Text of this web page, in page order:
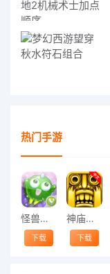
热门手游
怪兽跳跃
下载
神庙逃亡中文版
下载